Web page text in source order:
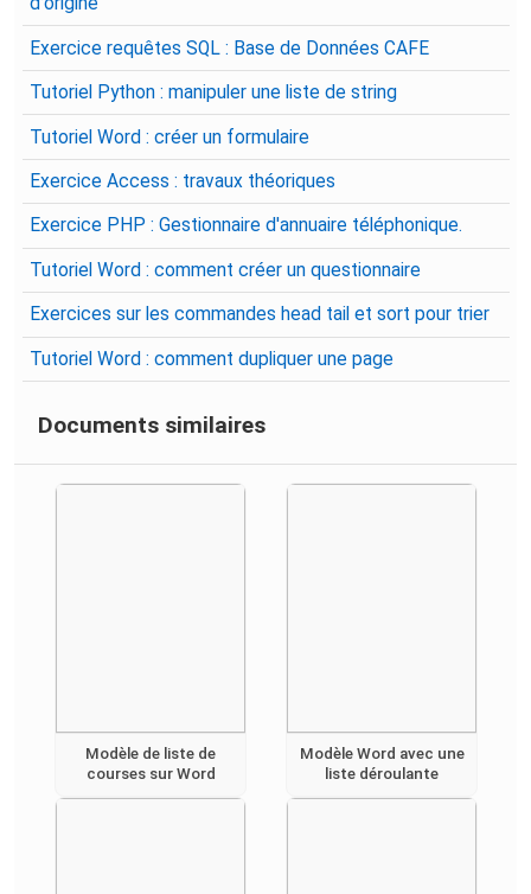
Exercice requêtes SQL : Base de Données CAFE
Tutoriel Python : manipuler une liste de string
Tutoriel Word : créer un formulaire
Exercice Access : travaux théoriques
Exercice PHP : Gestionnaire d'annuaire téléphonique.
Tutoriel Word : comment créer un questionnaire
Exercices sur les commandes head tail et sort pour trier
Tutoriel Word : comment dupliquer une page
Documents similaires
Modèle de liste de
courses sur Word
Modèle Word avec une
liste déroulante